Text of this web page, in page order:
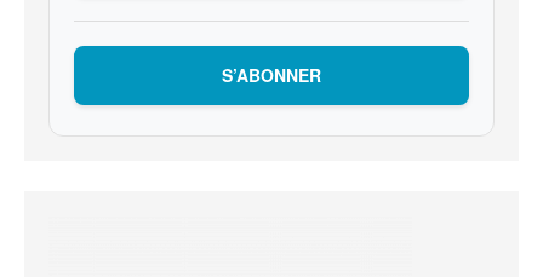
S’ABONNER